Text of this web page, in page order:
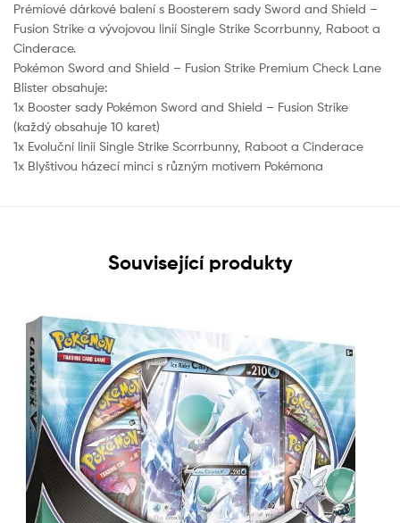
Prémiové dárkové balení s Boosterem sady Sword and Shield –
Fusion Strike a vývojovou linií Single Strike Scorrbunny, Raboot a
Cinderace.
Pokémon Sword and Shield – Fusion Strike Premium Check Lane
Blister obsahuje:
1x Booster sady Pokémon Sword and Shield – Fusion Strike
(každý obsahuje 10 karet)
1x Evoluční linii Single Strike Scorrbunny, Raboot a Cinderace
1x Blyštivou házecí minci s různým motivem Pokémona
Související produkty